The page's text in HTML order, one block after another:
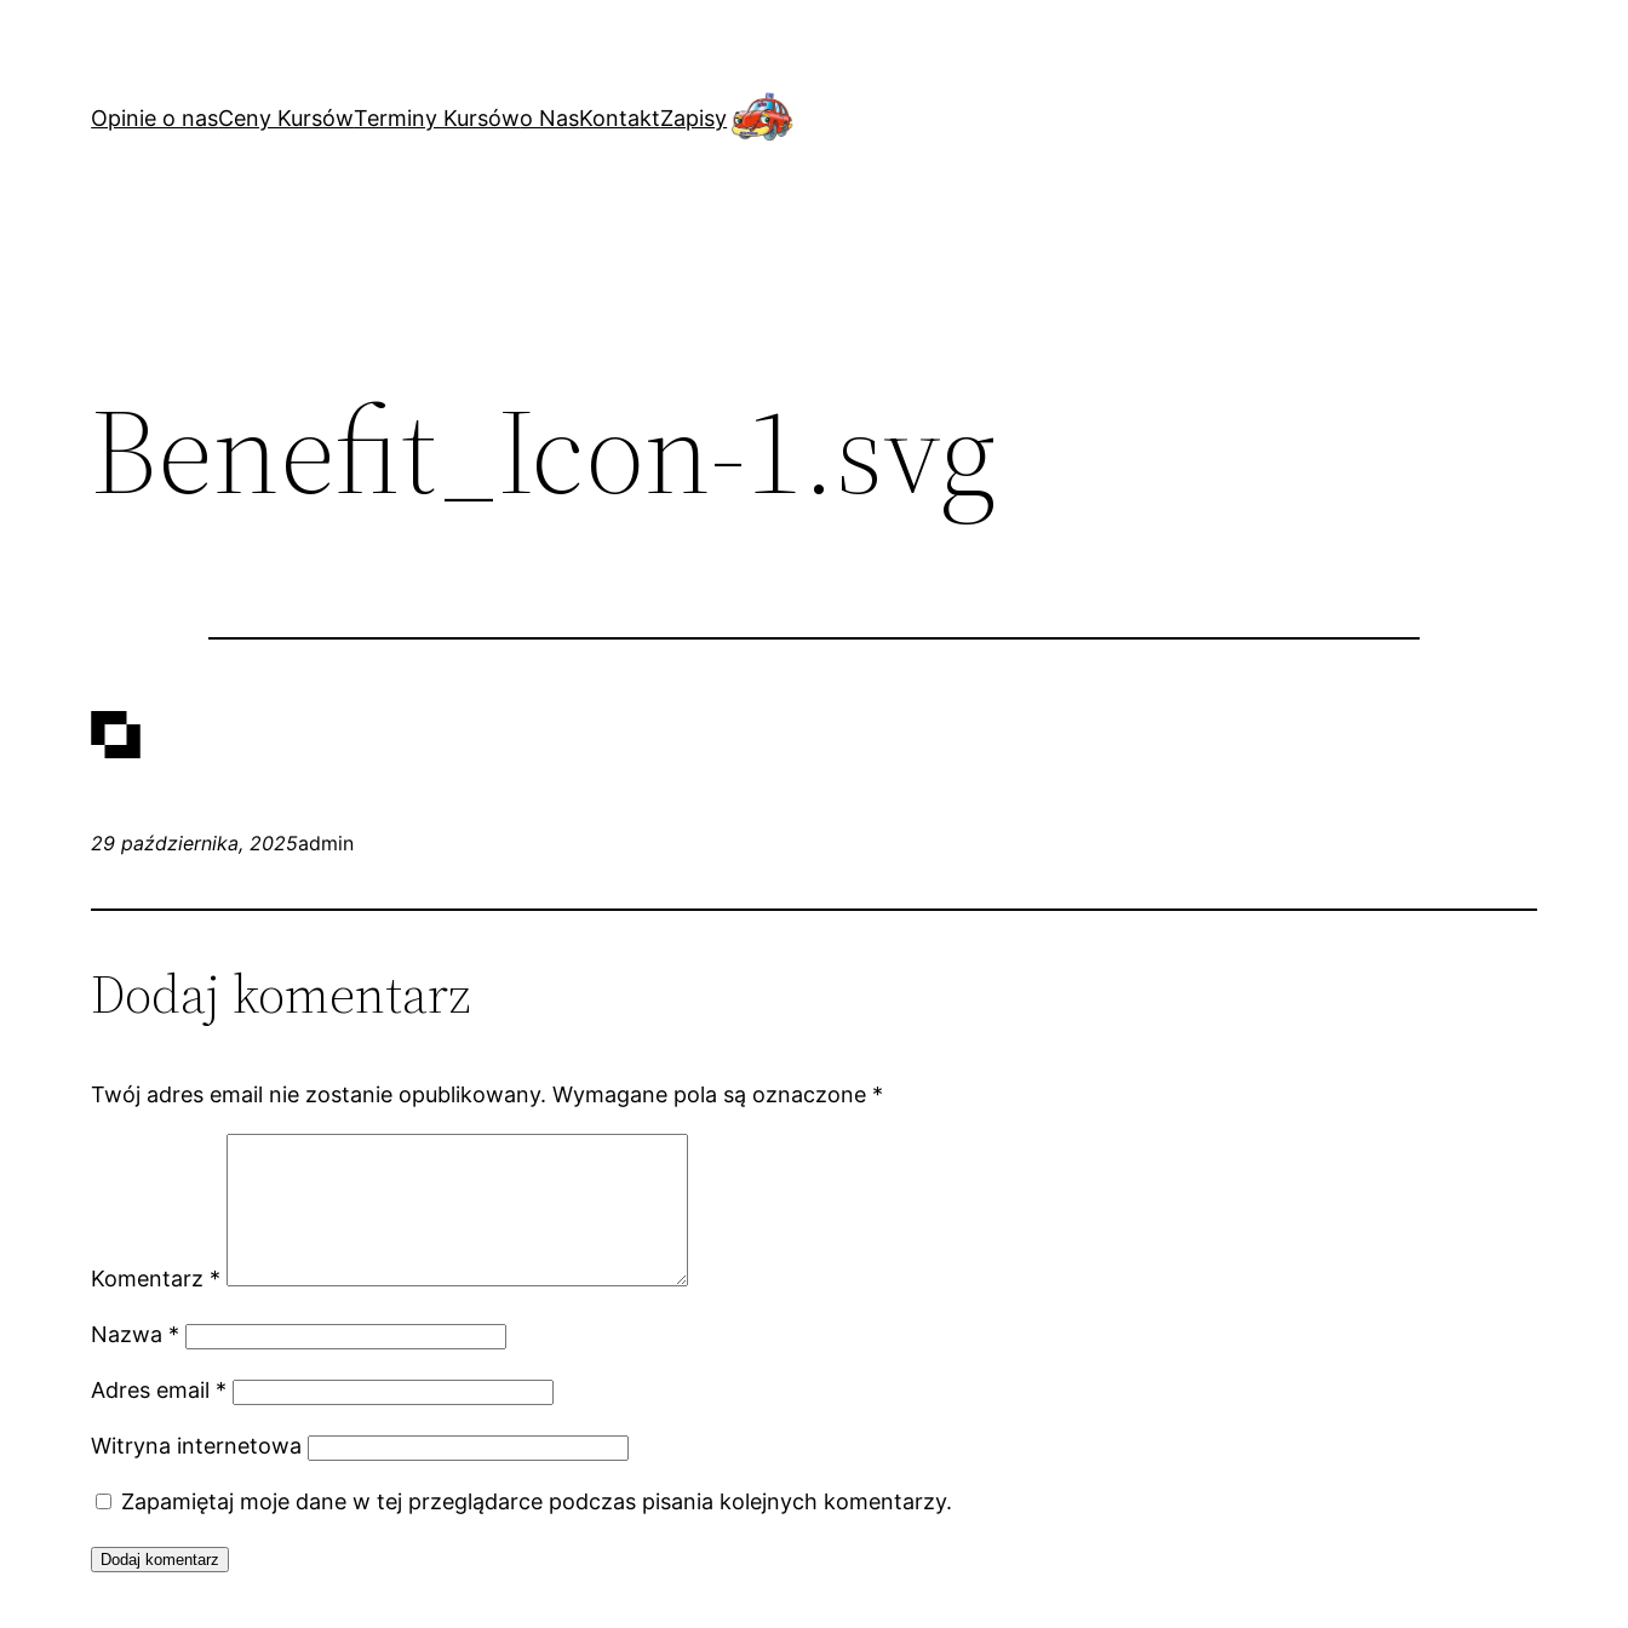
Opinie o nasCeny KursówTerminy Kursówo NasKontaktZapisy
Benefit_Icon-1.svg
29 października, 2025admin
Dodaj komentarz
Twój adres email nie zostanie opublikowany. Wymagane pola są oznaczone *
Komentarz *
Nazwa *
Adres email *
Witryna internetowa
Zapamiętaj moje dane w tej przeglądarce podczas pisania kolejnych komentarzy.